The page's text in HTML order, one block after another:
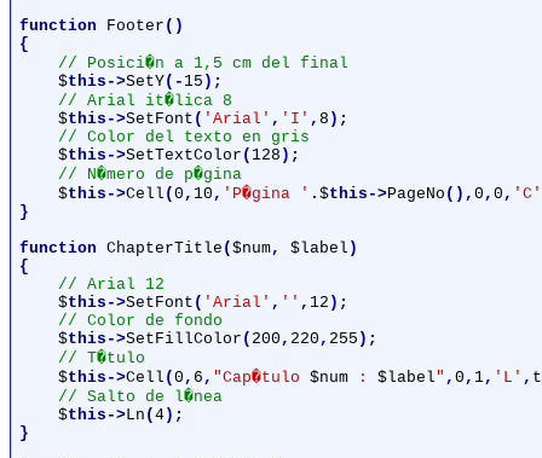
function
Footer ()
{
// Posici�n a 1,5 cm del final
$this->SetY(- 15 );
// Arial it�lica 8
$this->SetFont ( 'Arial' , 'I' , 8 );
// Color del texto en gris
$this->SetTextColor ( 128 );
// N�mero de p�gina
$this->Cell ( 0 , 10 , 'P�gina ' . $this->PageNo (), 0 , 0 , 'C'
}
function ChapterTitle ( $num, $label )
{
// Arial 12
$this->SetFont ( 'Arial' , '' , 12 );
// Color de fondo
$this->SetFillColor ( 200 , 220 , 255 );
// T�tulo
$this->Cell ( 0 , 6 , "Cap�tulo $num : $label" , 0 , 1, 'L' ,
// Salto de l�nea
$this->Ln ( 4);
}